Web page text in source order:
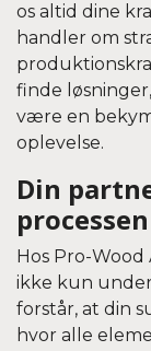
os altid dine
handler om
finde
være en
oplevelse.
Din
processen
Hos Pro-Wood
ikke kun
forstår, at din
hvor alle